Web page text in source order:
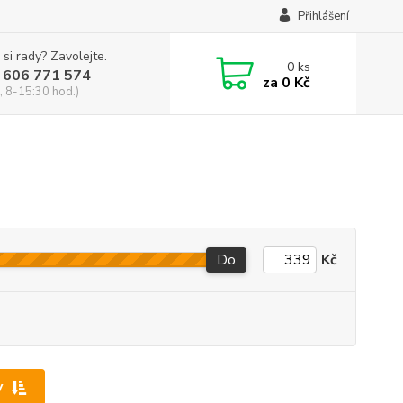
Přihlášení
rady? Zavolejte.
771 574
8-15:30 hod.)
0ks
za 0 Kč
Do Kč